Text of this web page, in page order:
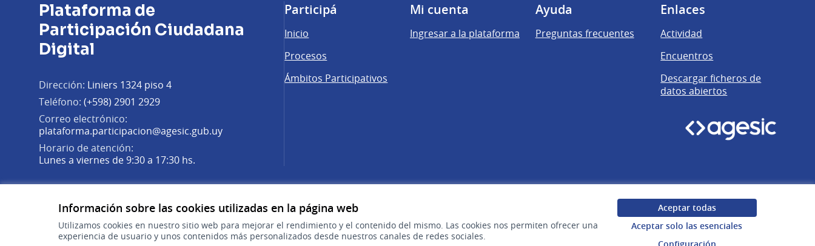
Información sobre las cookies utilizadas en la página web
Utilizamos cookies en nuestro sitio web para mejorar el rendimiento y el contenido del mismo. Las cookies nos permiten ofrecer una
experiencia de usuario y unos contenidos más personalizados desde nuestros canales de redes sociales.
Aceptar todas
Aceptar solo las esenciales
Plataforma de
Participación Ciudadana
Digital
Dirección: Liniers 1324 piso 4
Teléfono: (+598) 2901 2929
Correo electrónico:
plataforma.participacion@agesic.gub.uy(Abrir en una pestaña nueva)
Horario de atención:
Lunes a viernes de 9:30 a 17:30 hs.
(Enlace externo)
(Enlace externo)
(Enlace externo)
Participá
Inicio
Procesos
Ámbitos Participativos
Mi cuenta
Ingresar a la plataforma
Ayuda
Preguntas frecuentes
Enlaces
Actividad
Encuentros
Descargar ficheros de
datos abiertos